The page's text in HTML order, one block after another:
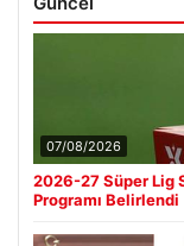
07/08/2026
2026-27 Süper Lig
Programı Belirlendi